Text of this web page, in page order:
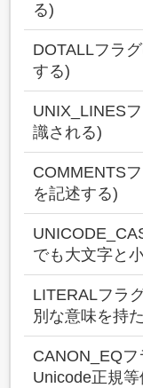
る)
DOTALLフラ
する)
UNIX_LINES
識される)
COMMENTS
を記述する)
でも大文字と
LITERALフラ
別な意味を持
CANON_EQ
Unicode正規